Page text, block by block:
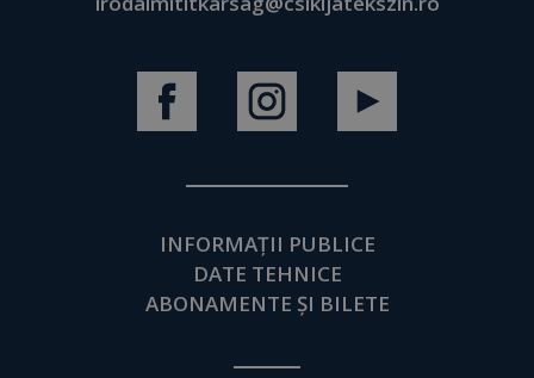
INFORMAȚII PUBLICE
DATE TEHNICE
ABONAMENTE ȘI BILETE